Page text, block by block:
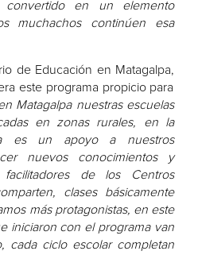
en un elemento
muchachos continúen esa
de Educación en Matagalpa,
este programa propicio para
Matagalpa nuestras escuelas
en zonas rurales, en la
es un apoyo a nuestros
nuevos conocimientos y
de los Centros
clases básicamente
más protagonistas, en este
iniciaron con el programa van
cada ciclo escolar completan